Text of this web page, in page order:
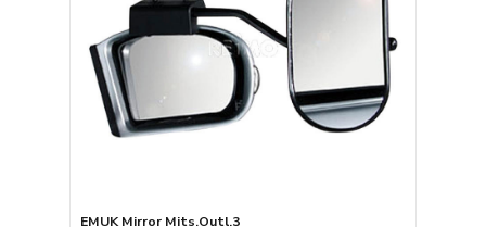
EMUK Mirror Mits.Outl.3